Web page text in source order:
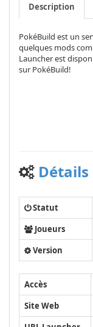
Description
PokéBuild est un
quelques mods
Launcher est
sur PokéBuild!
Statut
Joueurs
Version
Accès
Site Web